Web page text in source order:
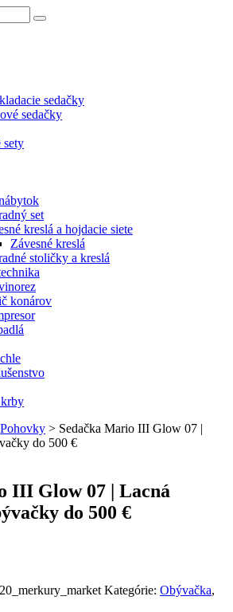
sedačky
sedačky
sety
set
kreslá a hojdacie siete
Závesné kreslá
stoličky a kreslá
konárov
Pohovky > Sedačka Mario III Glow 07 |
do 500 €
III Glow 07 | Lacná
do 500 €
Kategórie: Obývačka,